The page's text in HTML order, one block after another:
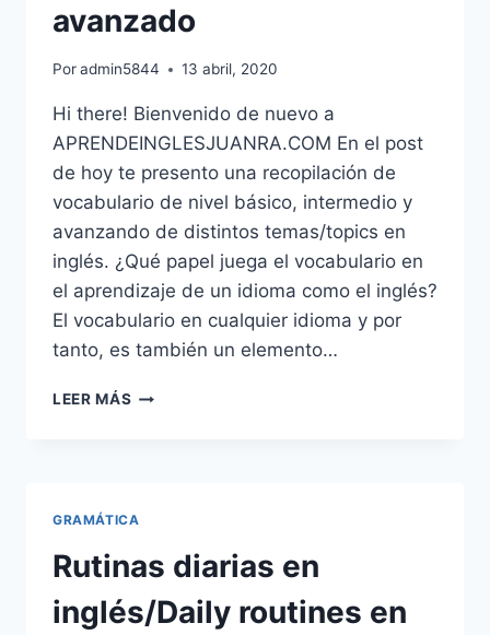
avanzado
Poradmin5844 13 abril, 2020
Hi there! Bienvenido de nuevo a
APRENDEINGLESJUANRA.COM En el post
de hoy te presento una recopilación de
vocabulario de nivel básico, intermedio y
avanzando de distintos temas/topics en
inglés. ¿Qué papel juega el vocabulario en
el aprendizaje de un idioma como el inglés?
El vocabulario en cualquier idioma y por
tanto, es también un elemento…
LEER MÁS LISTAS
AVANZADO
GRAMÁTICA
Rutinas diarias en
inglés/Daily routines en